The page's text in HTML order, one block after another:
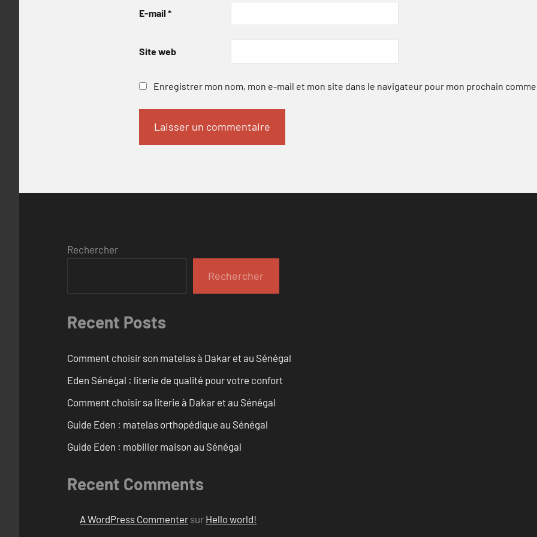
E-mail *
Site web
Enregistrer mon nom, mon e-mail et mon site dans le navigateur pour mon prochain
Rechercher
Rechercher
Recent Posts
Comment choisir son matelas à Dakar et au Sénégal
Eden Sénégal : literie de qualité pour votre confort
Comment choisir sa literie à Dakar et au Sénégal
Guide Eden : matelas orthopédique au Sénégal
Guide Eden : mobilier maison au Sénégal
Recent Comments
A WordPress Commenter sur Hello world!